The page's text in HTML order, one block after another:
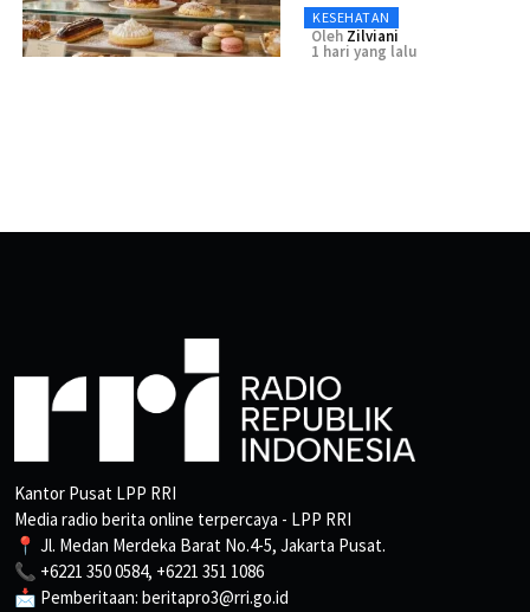
KESEHATAN
Oleh Zilviani
1 hari yang lalu
Kantor Pusat LPP RRI
Media radio berita online terpercaya - LPP RRI
📍 Jl. Medan Merdeka Barat No.4-5, Jakarta Pusat.
📞 +6221 350 0584, +6221 351 1086
📩 Pemberitaan: beritapro3@rri.go.id